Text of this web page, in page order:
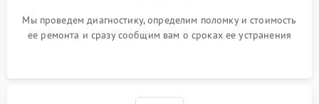
Мы проведем диагностику, определим поломку и стоимость
ее ремонта и сразу сообщим вам о сроках ее устранения